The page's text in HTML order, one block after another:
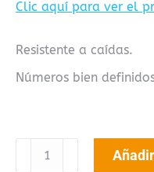
Clic aquí para ver el
Resistente a caídas.
Números bien
Regla